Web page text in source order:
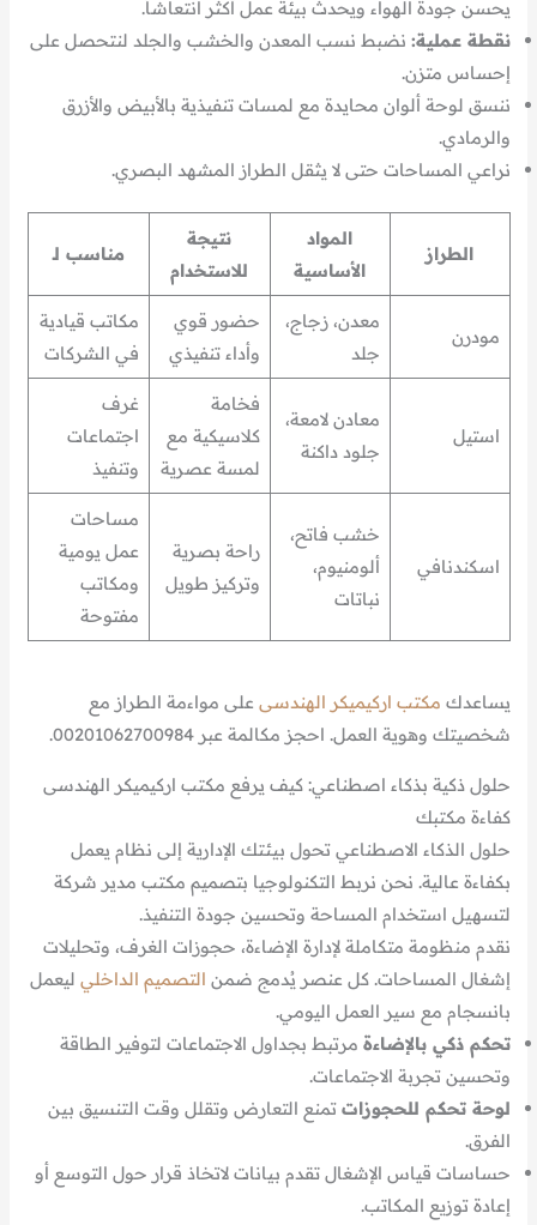
يحسن جودة الهواء ويحدث بيئة عمل أكثر انتعاشاً.
نقطة عملية: نضبط نسب المعدن والخشب والجلد لنتحصل على
إحساس متزن.
ننسق لوحة ألوان محايدة مع لمسات تنفيذية بالأبيض والأزرق
والرمادي.
نراعي المساحات حتى لا يثقل الطراز المشهد البصري.
الطراز
المواد
الأساسية
نتيجة
للاستخدام
مناسب لـ
مودرن
معدن، زجاج،
جلد
حضور قوي
وأداء تنفيذي
مكاتب قيادية
في الشركات
استيل
معادن لامعة،
جلود داكنة
فخامة
كلاسيكية مع
لمسة عصرية
غرف
اجتماعات
وتنفيذ
اسكندنافي
خشب فاتح،
ألومنيوم،
نباتات
راحة بصرية
وتركيز طويل
مساحات
عمل يومية
ومكاتب
مفتوحة
يساعدك مكتب اركيميكر الهندسى على مواءمة الطراز مع
شخصيتك وهوية العمل. احجز مكالمة عبر 00201062700984.
حلول ذكية بذكاء اصطناعي: كيف يرفع مكتب اركيميكر الهندسى
كفاءة مكتبك
حلول الذكاء الاصطناعي تحول بيئتك الإدارية إلى نظام يعمل
بكفاءة عالية. نحن نربط التكنولوجيا بتصميم مكتب مدير شركة
لتسهيل استخدام المساحة وتحسين جودة التنفيذ.
نقدم منظومة متكاملة لإدارة الإضاءة، حجوزات الغرف، وتحليلات
إشغال المساحات. كل عنصر يُدمج ضمن التصميم الداخلي ليعمل
بانسجام مع سير العمل اليومي.
تحكم ذكي بالإضاءة مرتبط بجداول الاجتماعات لتوفير الطاقة
وتحسين تجربة الاجتماعات.
لوحة تحكم للحجوزات تمنع التعارض وتقلل وقت التنسيق بين
الفرق.
حساسات قياس الإشغال تقدم بيانات لاتخاذ قرار حول التوسع أو
إعادة توزيع المكاتب.